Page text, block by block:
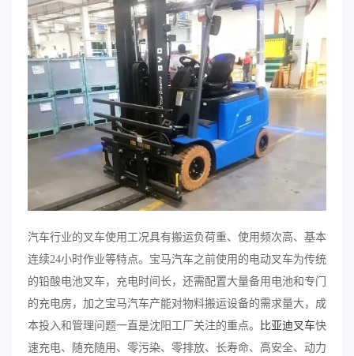
汽车行业的叉车使用工况具有搬运负荷重、使用频次高、基本
连续24小时作业等特点。宝马汽车之前使用的电动叉车为传统
的铅酸电池叉车，充电时间长，还需配置大量备用电池和专门
的充电房，加之宝马汽车产能对物料搬运设备的需求量大，成
本投入和管理问题一直是沈阳工厂关注的重点。
比亚迪叉车快
速充电、随充随用、零污染、零排放、长寿命、高安全、动力